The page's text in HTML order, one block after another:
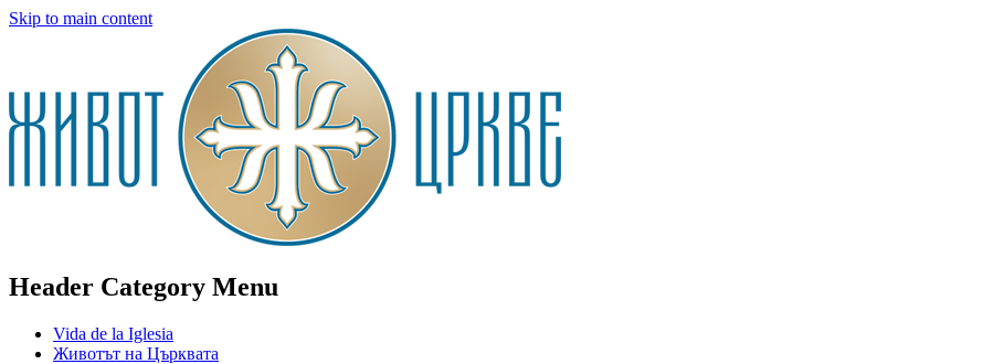
Skip to main content
Header Category Menu
Vida de la Iglesia
Животът на Църквата